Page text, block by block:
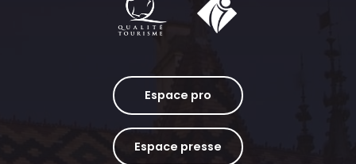
Espace pro
Espace presse